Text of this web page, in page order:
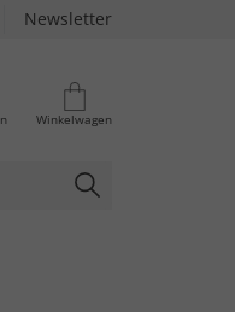
Newsletter
Winkelwagen